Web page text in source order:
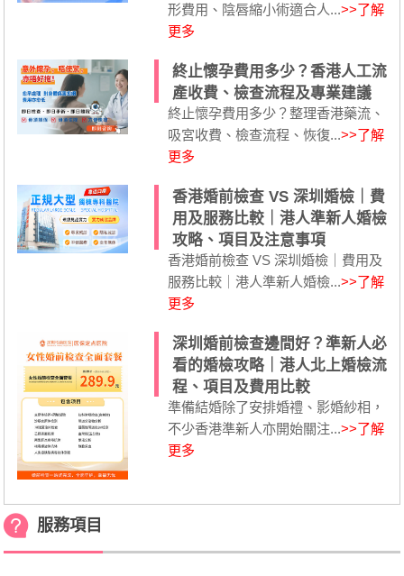
形費用、陰唇縮小術適合人...>>了解
更多
終止懷孕費用多少？香港人工流
產收費、檢查流程及專業建議
終止懷孕費用多少？整理香港藥流、
吸宮收費、檢查流程、恢復...>>了解
更多
香港婚前檢查 VS 深圳婚檢｜費
用及服務比較｜港人準新人婚檢
攻略、項目及注意事項
香港婚前檢查 VS 深圳婚檢｜費用及
服務比較｜港人準新人婚檢...>>了解
更多
深圳婚前檢查邊間好？準新人必
看的婚檢攻略｜港人北上婚檢流
程、項目及費用比較
準備結婚除了安排婚禮、影婚紗相，
不少香港準新人亦開始關注...>>了解
更多
服務項目